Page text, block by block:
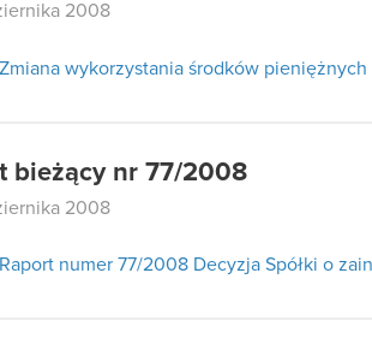
2008
Zmiana wykorzystania środków pieniężnych
bieżący nr 77/2008
2008
Raport numer 77/2008 Decyzja Spółki o